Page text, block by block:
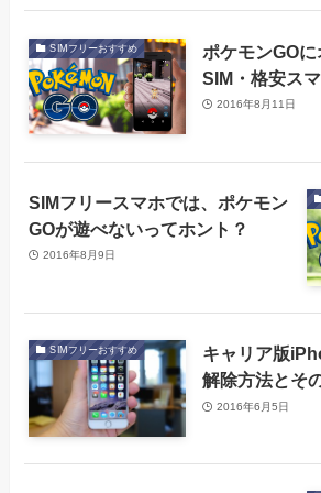
SIMフリーおすすめ
ポケモンGO
SIM・格安ス
2016年8月11日
SIMフリースマホでは、ポケモン
GOが遊べないってホント？
2016年8月9日
SIMフリーおすすめ
キャリア版
解除方法とそ
2016年6月5日